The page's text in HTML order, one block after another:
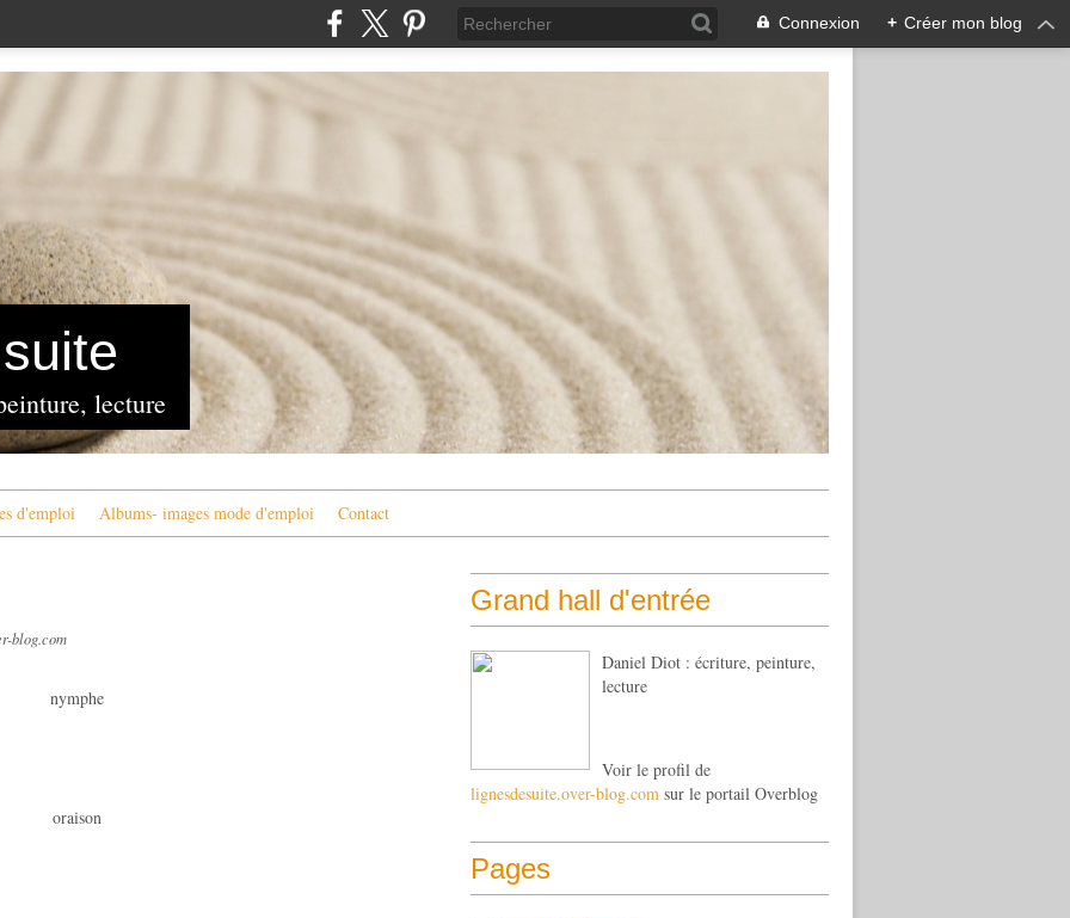
Connexion + Créer mon blog
lecture
d'emploi Albums- images mode d'emploi Contact
blog.com
nymphe
oraison
Grand hall d'entrée
Daniel Diot : écriture, peinture,
lecture
Voir le profil de
lignesdesuite.over-blog.com sur le portail Overblog
Pages